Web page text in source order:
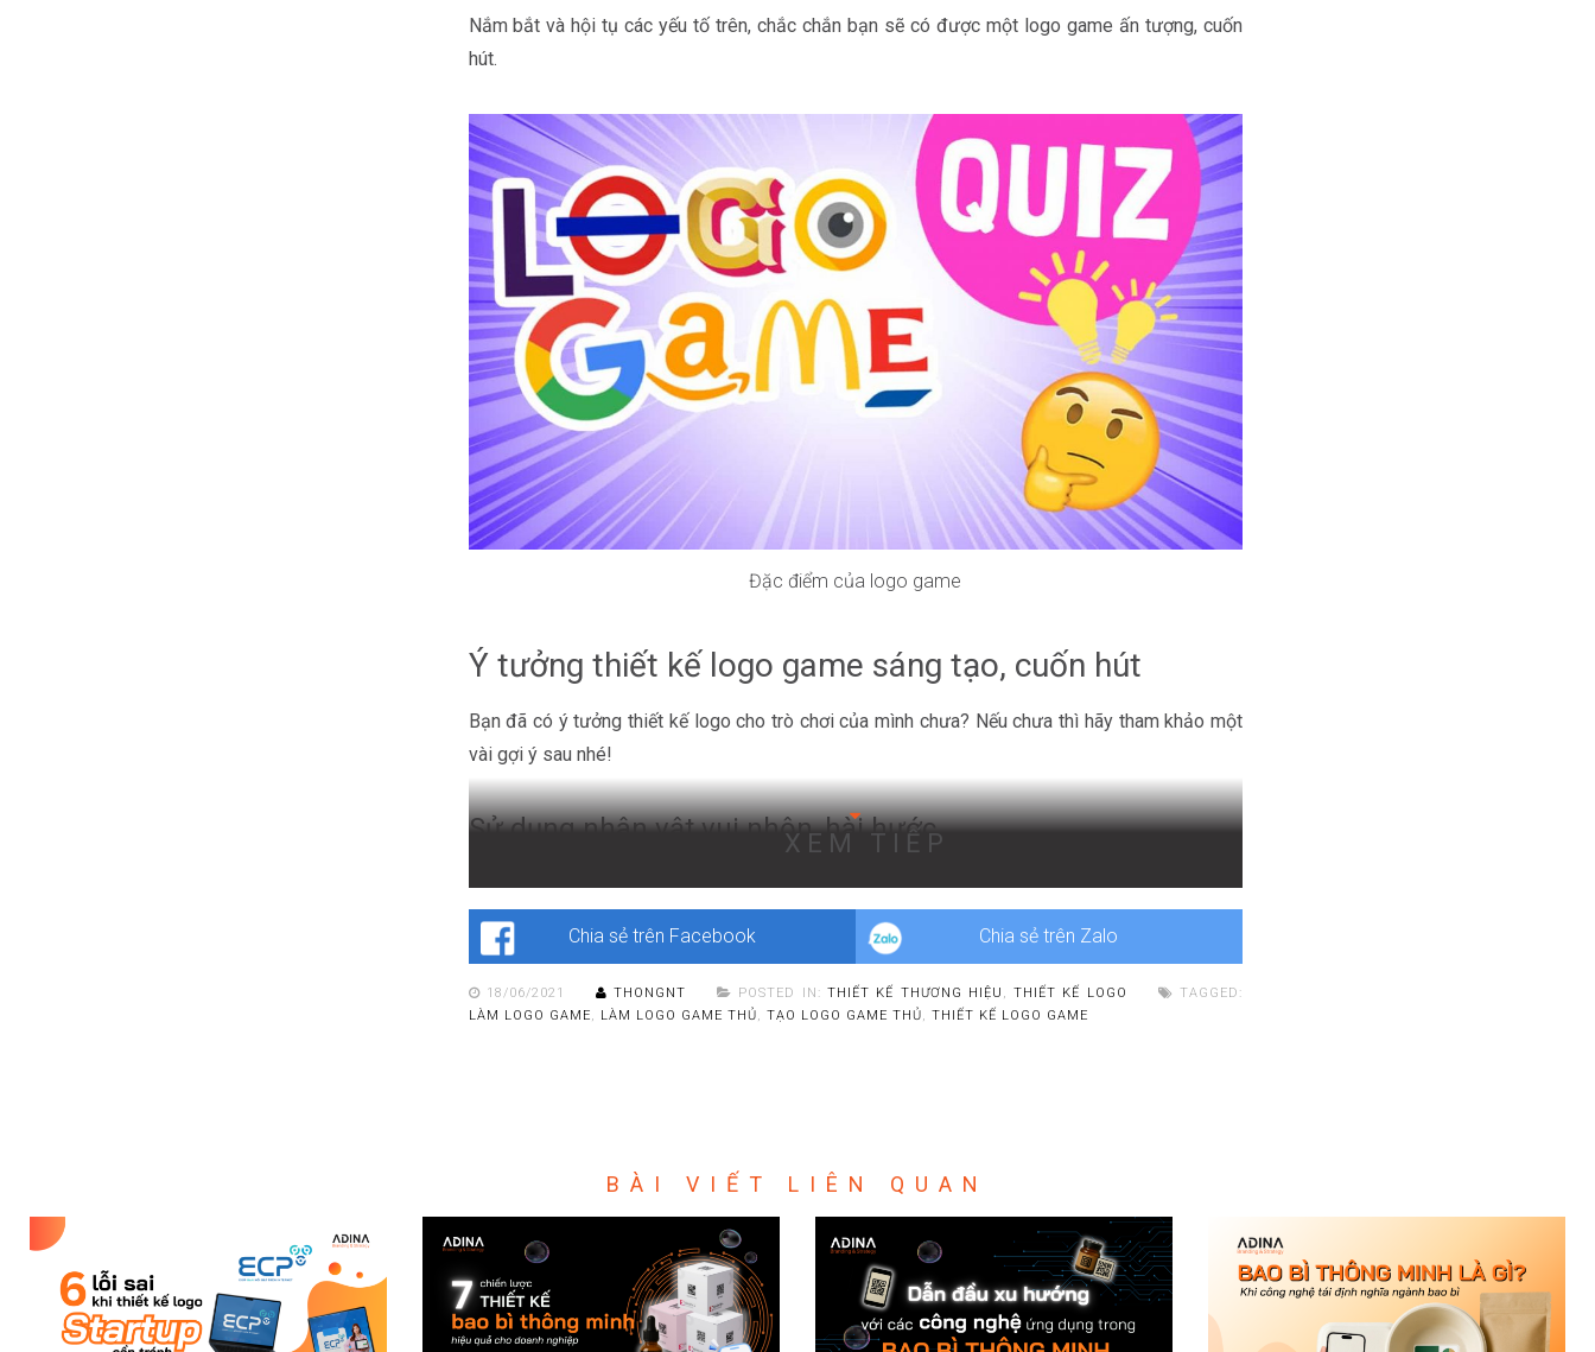
Nắm bắt và hội tụ các yếu tố trên, chắc chắn bạn sẽ có được một logo game ấn tượng, cuốn
hút.
Đặc điểm của logo game
Ý tưởng thiết kế logo game sáng tạo, cuốn hút
Bạn đã có ý tưởng thiết kế logo cho trò chơi của mình chưa? Nếu chưa thì hãy tham khảo một
vài gợi ý sau nhé!
Sử dụng nhân vật vui nhộn, hài hước
vui nhộn, hài hước sẽ phù hợp hơn cả. Đó có thể là:
XEM TIẾP
Chia sẻ trên Facebook Chia sẻ trên Zalo
18/06/2021 THONGNT POSTED IN: THIẾT KẾ THƯƠNG HIỆU ,THIẾT KẾ LOGO
TAGGED:
LÀM LOGO GAME, LÀM LOGO GAME THỦ, TẠO LOGO GAME THỦ, THIẾT KẾ LOGO GAME
BÀI VIẾT LIÊN QUAN